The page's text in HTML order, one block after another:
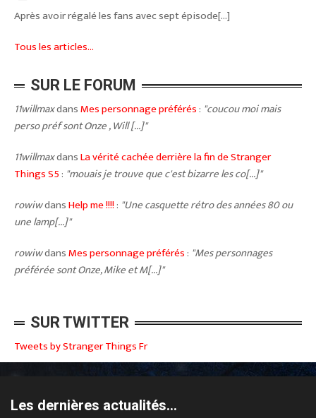
Après avoir régalé les fans avec sept épisode[...]
Tous les articles...
SUR LE FORUM
11willmaxdansMes personnage préférés : "coucou moi mais
perso préf sont Onze , Will [...]"
11willmaxdansLa vérité cachée derrière la fin de Stranger
Things S5 : "mouais je trouve que c'est bizarre les co[...]"
rowiwdansHelp me !!!!: "Une casquette rétro des années 80 ou
une lamp[...]"
rowiwdansMes personnage préférés : "Mes personnages
préférée sont Onze, Mike et M[...]"
SUR TWITTER
Tweets by Stranger Things Fr
Les dernières actualités...